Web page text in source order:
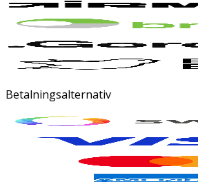
Betalningsalternativ